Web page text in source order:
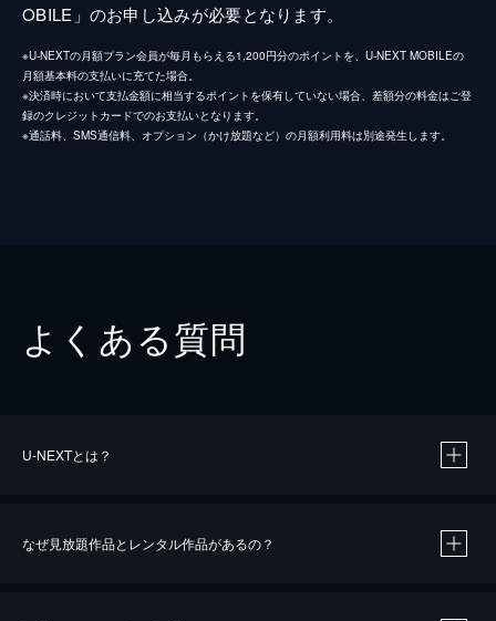
OBILE」のお申し込みが必要となります。
※U-NEXTの月額プラン会員が毎月もらえる1,200円分のポイントを、U-NEXT MOBILEの
月額基本料の支払いに充てた場合。
※決済時において支払金額に相当するポイントを保有していない場合、差額分の料金はご登
録のクレジットカードでのお支払いとなります。
※通話料、SMS通信料、オプション（かけ放題など）の月額利用料は別途発生します。
よくある質問
U-NEXTとは？
なぜ見放題作品とレンタル作品があるの？